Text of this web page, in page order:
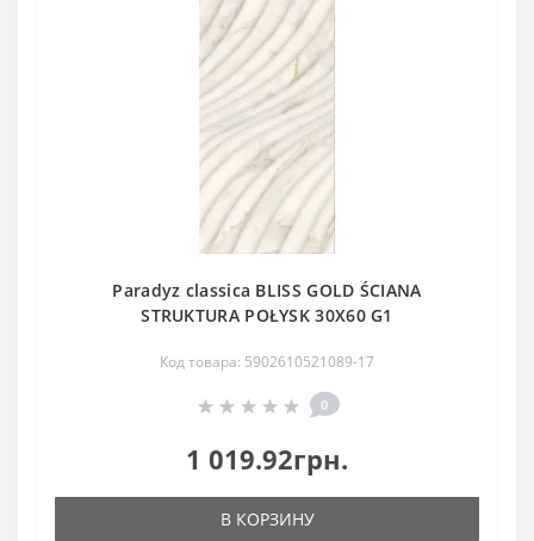
Paradyz classica BLISS GOLD ŚCIANA
STRUKTURA POŁYSK 30X60 G1
Код товара: 5902610521089-17
0
1 019.92грн.
В КОРЗИНУ